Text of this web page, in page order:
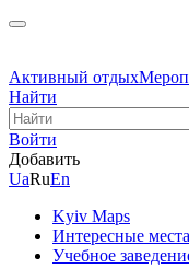
Активный отдых
Найти
Войти
Добавить
UaRuEn
Kyiv Maps
Интересные места
Учебное